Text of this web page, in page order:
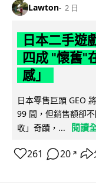
Lawton 2 日
日本二手遊
四成 "懷舊"
感」
日本零售巨頭 GEO
99 間，但銷售額卻
收」奇蹟，...
閱讀
261 20 ↗